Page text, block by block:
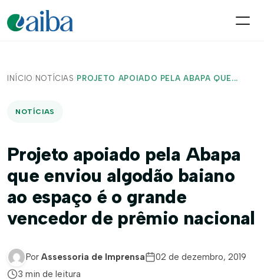
INÍCIO/ NOTÍCIAS / PROJETO APOIADO PELA ABAPA QUE...
NOTÍCIAS
Projeto apoiado pela Abapa
que enviou algodão baiano
ao espaço é o grande
vencedor de prêmio nacional
Por Assessoria de Imprensa
02 de dezembro, 2019
3 min de leitura